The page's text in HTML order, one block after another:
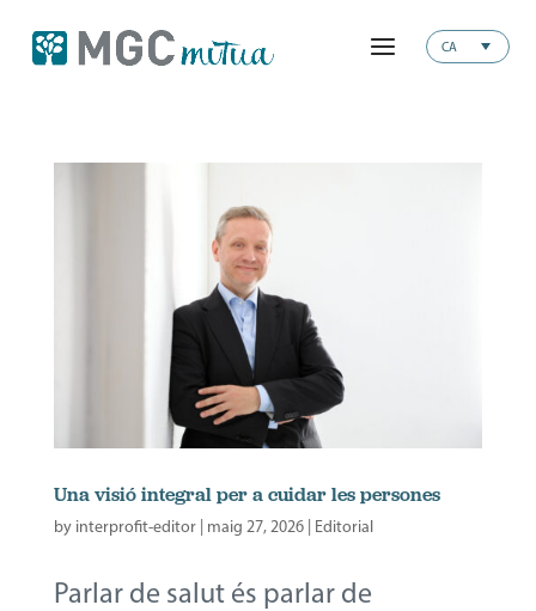
CA
Una visió integral per a cuidar les persones
by interprofit-editor| maig 27, 2026| Editorial
Parlar de salut és parlar de